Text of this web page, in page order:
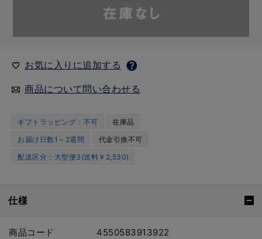
お気に入りに追加する
商品について問い合わせる
ギフトラッピング：不可
在庫品
お届け日数1～2週間
代金引換不可
配送区分：大型便3(送料￥2,530)
仕様
商品コード
4550583913922